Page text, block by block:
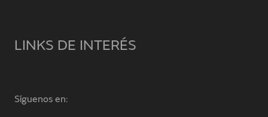
LINKS DE INTERÉS
Síguenos en: